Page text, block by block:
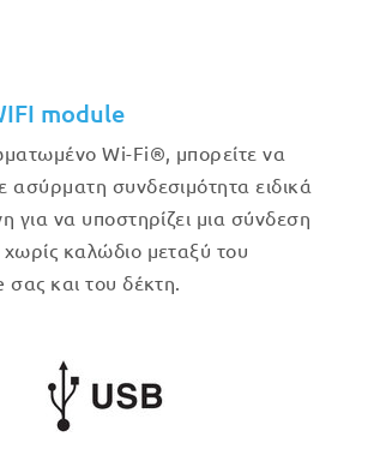
module
Wi-Fi®, μπορείτε να
ασύρματη συνδεσιμότητα ειδικά
για να υποστηρίζει μια σύνδεση
καλώδιο μεταξύ του
και του δέκτη.